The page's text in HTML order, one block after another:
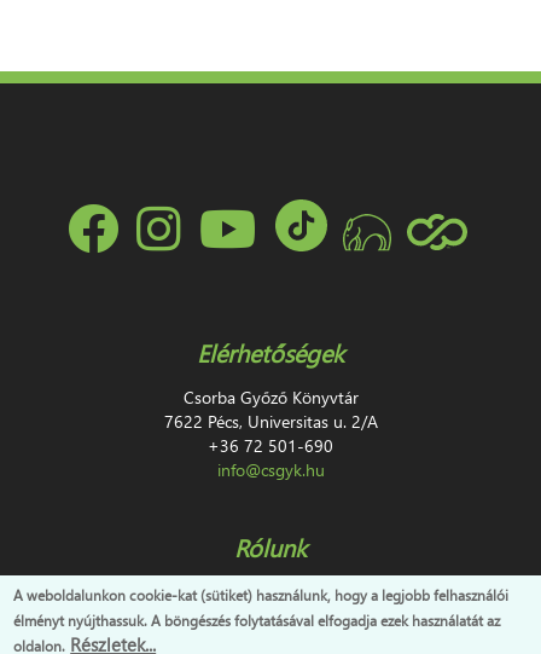
Elérhetőségek
Csorba Győző Könyvtár
7622 Pécs, Universitas u. 2/A
+36 72 501-690
info@csgyk.hu
Rólunk
Impresszum
Adatvédelem
Honlap hiba- és fejlesztési javaslat bejelentő
A weboldalunkon cookie-kat (sütiket) használunk, hogy a legjobb felhasználói
élményt nyújthassuk. A böngészés folytatásával elfogadja ezek használatát az
oldalon. Részletek...